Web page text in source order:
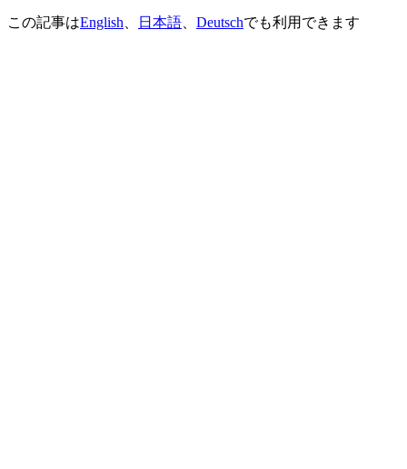
この記事はEnglish 日本語 Deutschでも利用できます